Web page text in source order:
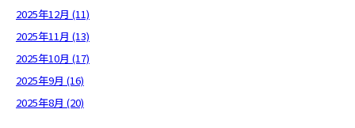
2025年12月 (11)
2025年11月 (13)
2025年10月 (17)
2025年9月 (16)
2025年8月 (20)